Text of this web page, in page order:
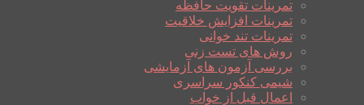
تمرینات تقویت حافظه
تمرینات افزایش خلاقیت
تمرینات تند خوانی
روش های تست زنی
بررسی آزمون های آزمایشی
شیمی کنکور سراسری
اعمال قبل از خواب